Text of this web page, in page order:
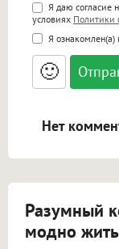
<b>,
<small>,
адреса URL
ссылками, и
Я даю согласие
условиях Политики
Я ознакомлен(а)
🙂
Нет
Разумный
модно